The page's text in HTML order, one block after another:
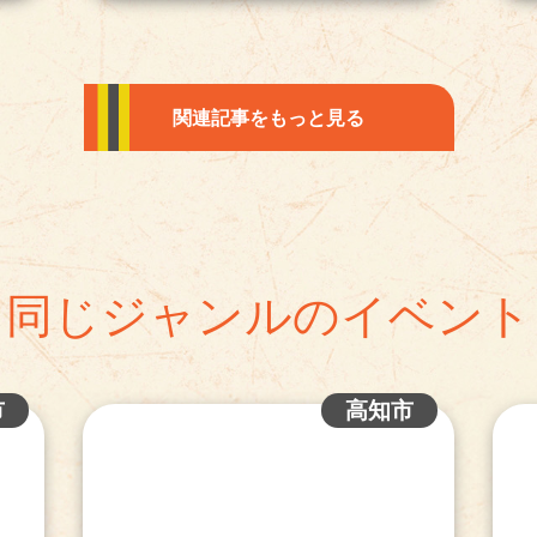
関連記事をもっと見る
同じジャンルのイベント
高知市